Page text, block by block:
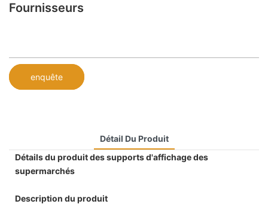
Fournisseurs
enquête
Détail Du Produit
Détails du produit des supports d'affichage des
supermarchés
Description du produit